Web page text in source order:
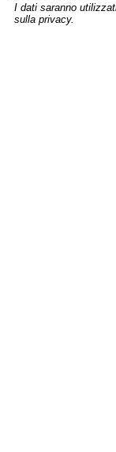
I dati saranno
sulla privacy.